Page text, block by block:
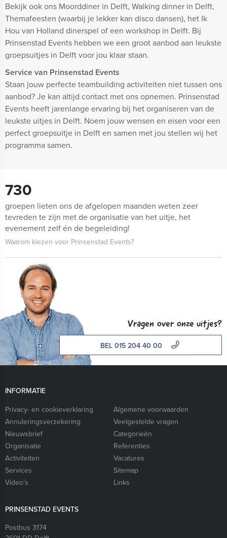
Bekijk ook ons Moorddiner in Delft, Walking dinner in Delft,
Themafeesten (waarbij je lekker kan disco dansen), het Ik
Hou van Holland dinerspel of een workshop in Delft. Bij
Prinsenstad Events hebben we een groot aanbod aan leukste
groepsuitjes in Delft voor jou klaar staan.
Service van Prinsenstad Events
Staan jouw perfecte teambuilding activiteiten niet tussen ons
aanbod? Je kan altijd contact met ons opnemen. Prinsenstad
Events heeft jarenlange ervaring bij het organiseren van de
leukste uitjes in Delft. Noem jouw wensen en eisen voor een
perfect groepsuitje in Delft en samen met jou stellen wij het
programma samen.
730
groepen lieten ons de afgelopen maanden weten zeer
tevreden te zijn met de organisatie van het uitje, het
evenement zelf én de begeleiding!
Waarom kiezen voor Prinsenstad Events?
Vragen over onze uitjes?
BEL 015 204 40 00
INFORMATIE
Privacy- en cookieverklaring
Algemene voorwaarden
Annuleringsverzekering
Veelgestelde vragen
Nieuwsbrief
Categorieën
Organisatie
Referenties
Activiteiten
Vacatures
Services
Sitemap
Video’s
Links
PRINSENSTAD EVENTS
Postbus 3174